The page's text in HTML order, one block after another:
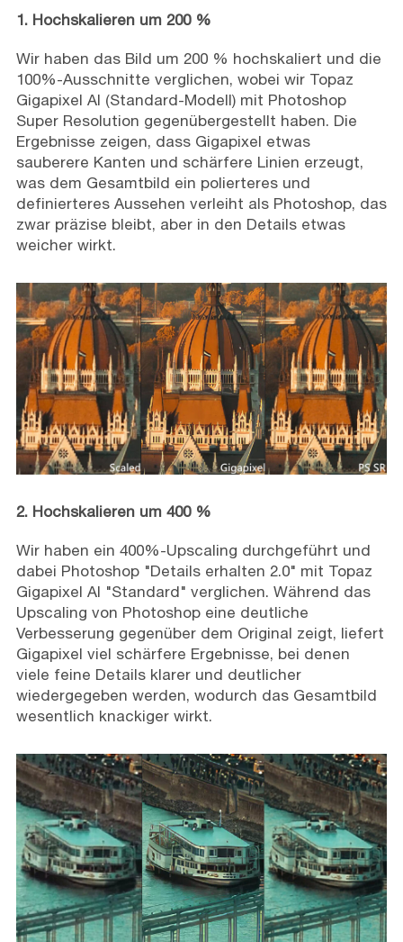
1. Hochskalieren um 200 %
Wir haben das Bild um 200 % hochskaliert und die
100%-Ausschnitte verglichen, wobei wir Topaz
Gigapixel AI (Standard-Modell) mit Photoshop
Super Resolution gegenübergestellt haben. Die
Ergebnisse zeigen, dass Gigapixel etwas
sauberere Kanten und schärfere Linien erzeugt,
was dem Gesamtbild ein polierteres und
definierteres Aussehen verleiht als Photoshop, das
zwar präzise bleibt, aber in den Details etwas
weicher wirkt.
2. Hochskalieren um 400 %
Wir haben ein 400%-Upscaling durchgeführt und
dabei Photoshop "Details erhalten 2.0" mit Topaz
Gigapixel AI "Standard" verglichen. Während das
Upscaling von Photoshop eine deutliche
Verbesserung gegenüber dem Original zeigt, liefert
Gigapixel viel schärfere Ergebnisse, bei denen
viele feine Details klarer und deutlicher
wiedergegeben werden, wodurch das Gesamtbild
wesentlich knackiger wirkt.